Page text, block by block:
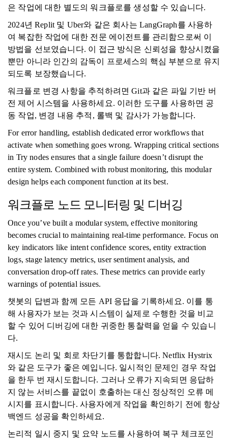
은 작업에 대한 별도의 워크플로를 생성할 수 있습니다.
2024년 Replit 및 Uber와 같은 회사는 LangGraph를 사용하
여 복잡한 작업에 대한 전문 에이전트를 관리함으로써 이
방법을 선보였습니다. 이 접근 방식은 신뢰성을 향상시켰을
뿐만 아니라 인간의 감독이 프로세스의 핵심 부분으로 유지
되도록 보장했습니다.
워크플로 변경 사항을 추적하려면 Git과 같은 파일 기반 버
전 제어 시스템을 사용하세요. 이러한 도구를 사용하면 공
동 작업, 변경 내용 추적, 롤백 및 감사가 가능합니다.
For error handling, establish dedicated error workflows that
activate when something goes wrong. Wrapping critical sections
in Try nodes ensures that a single failure doesn’t disrupt the
entire system. Combined with robust monitoring, this modular
design helps each component function at its best.
워크플로 노드 모니터링 및 디버깅
Once you’ve built a modular system, effective monitoring
becomes crucial to maintaining real-time performance. Focus on
key indicators like intent confidence scores, entity extraction
logs, stage latency metrics, user sentiment analysis, and
conversation drop-off rates. These metrics can provide early
warnings of potential issues.
챗봇의 답변과 함께 모든 API 응답을 기록하세요. 이를 통
해 사용자가 보는 것과 시스템이 실제로 수행한 것을 비교
할 수 있어 디버깅에 대한 귀중한 통찰력을 얻을 수 있습니
다.
재시도 논리 및 회로 차단기를 통합합니다. Netflix Hystrix
와 같은 도구가 좋은 예입니다. 일시적인 문제인 경우 작업
을 한두 번 재시도합니다. 그러나 오류가 지속되면 응답하
지 않는 서비스를 끝없이 호출하는 대신 정상적인 오류 메
시지를 표시합니다. 사용자에게 작업을 확인하기 전에 항상
백엔드 성공을 확인하세요.
논리적 일시 중지 및 요약 노드를 사용하여 복구 체크포인